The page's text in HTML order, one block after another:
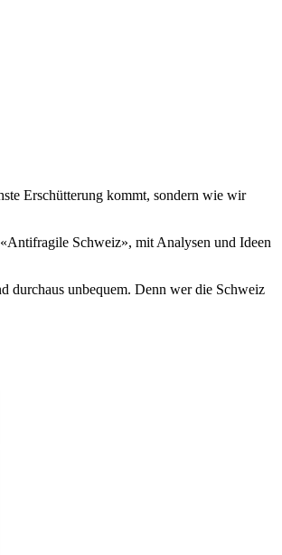
Erschütterung kommt, sondern wie wir
Schweiz», mit Analysen und Ideen
durchaus unbequem. Denn wer die Schweiz